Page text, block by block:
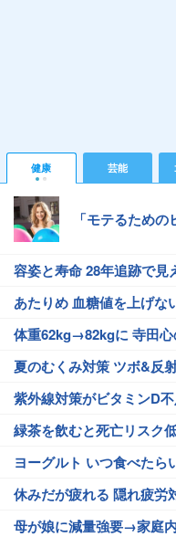
健康 芸能
「モテるため
容姿と寿命 28年追跡で見
あたりめ 血糖値を上げな
体重62kg→82kgに 寺田心
夏のむくみ対策 ツボ&反
紫外線対策がビタミンD
緑茶を飲むと死亡リスク
ヨーグルト いつ食べたら
休みだが疲れる 隠れ疲労
母が娘に減量強要→家庭